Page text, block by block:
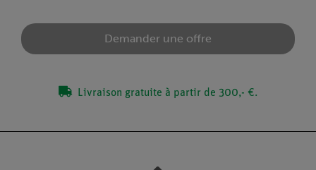
Demander une offre
Livraison gratuite à partir de 300,- €.